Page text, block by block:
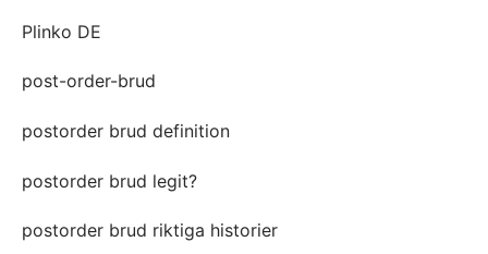
Plinko DE
post-order-brud
postorder brud definition
postorder brud legit?
postorder brud riktiga historier